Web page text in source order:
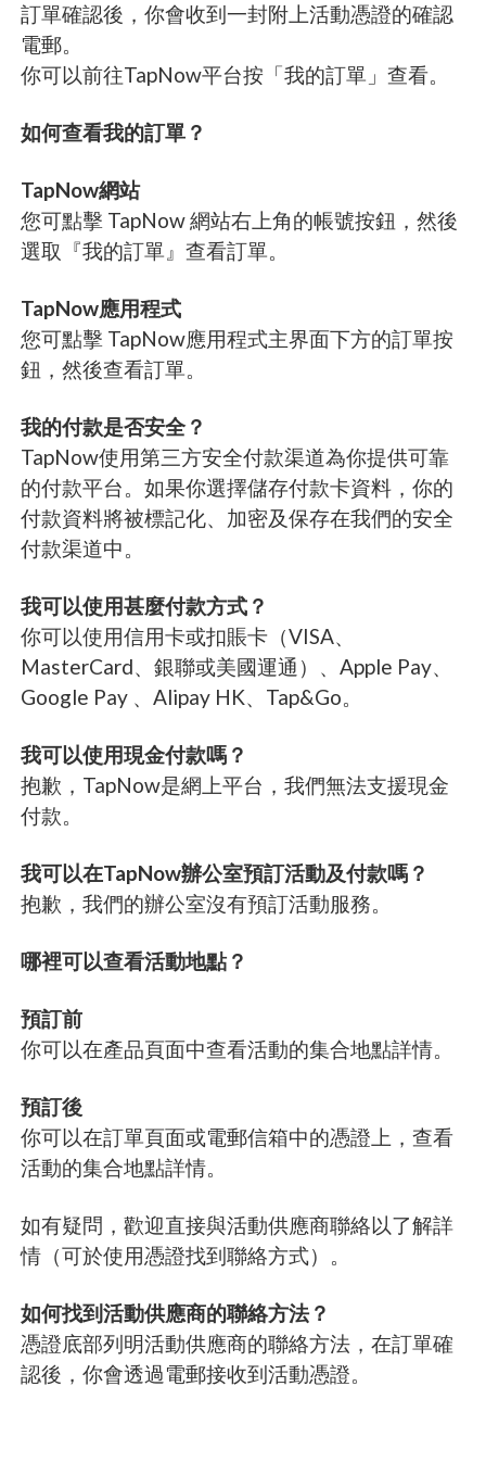
訂單確認後，你會收到一封附上活動憑證的確認
電郵。
你可以前往TapNow平台按「我的訂單」查看。
如何查看我的訂單？
TapNow網站
您可點擊 TapNow 網站右上角的帳號按鈕，然後
選取『我的訂單』查看訂單。
TapNow應用程式
您可點擊 TapNow應用程式主界面下方的訂單按
鈕，然後查看訂單。
我的付款是否安全？
TapNow使用第三方安全付款渠道為你提供可靠
的付款平台。如果你選擇儲存付款卡資料，你的
付款資料將被標記化、加密及保存在我們的安全
付款渠道中。
我可以使用甚麼付款方式？
你可以使用信用卡或扣賬卡（VISA、
MasterCard、銀聯或美國運通）、Apple Pay、
Google Pay 、Alipay HK、Tap&Go。
我可以使用現金付款嗎？
抱歉，TapNow是網上平台，我們無法支援現金
付款。
我可以在TapNow辦公室預訂活動及付款嗎？
抱歉，我們的辦公室沒有預訂活動服務。
哪裡可以查看活動地點？
預訂前
你可以在產品頁面中查看活動的集合地點詳情。
預訂後
你可以在訂單頁面或電郵信箱中的憑證上，查看
活動的集合地點詳情。
如有疑問，歡迎直接與活動供應商聯絡以了解詳
情（可於使用憑證找到聯絡方式）。
如何找到活動供應商的聯絡方法？
憑證底部列明活動供應商的聯絡方法，在訂單確
認後，你會透過電郵接收到活動憑證。